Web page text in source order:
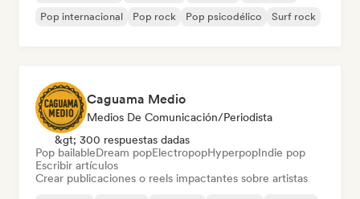
Pop internacional
Pop rock Pop psicodélico Surf rock
Caguama Medio
Medios De Comunicación/Periodista
&gt; 300 respuestas dadas
Pop bailableDream popElectropopHyperpopIndie pop
Escribir artículos
Crear publicaciones o reels impactantes sobre artistas